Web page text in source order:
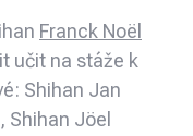
Franck Noël
učit na stáže k
Shihan Jan
Shihan Jöel